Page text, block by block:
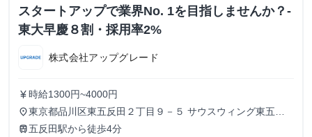
スタートアップで業界No. 1を目指しませんか？-
東大早慶８割・採用率2%
株式会社アップグレード
currency_yen 時給1300円~4000円
place東京都品川区東五反田２丁目９－５ サウスウィング東五反
田５階
train 五反田駅から徒歩4分